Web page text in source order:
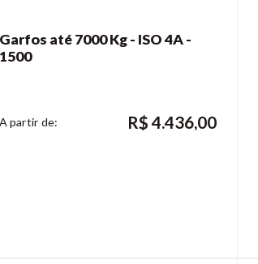
Garfos até 7000 Kg - ISO 4A -
1500
R$ 4.436,00